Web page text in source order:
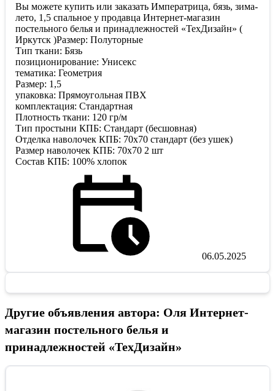
Вы можете купить или заказать Императрица, бязь, зима-
лето, 1,5 спальное у продавца Интернет-магазин
постельного белья и принадлежностей «ТехДизайн» (
Иркутск )Размер: Полуторные
Тип ткани: Бязь
позиционирование: Унисекс
тематика: Геометрия
Размер: 1,5
упаковка: Прямоугольная ПВХ
комплектация: Стандартная
Плотность ткани: 120 гр/м
Тип простыни КПБ: Стандарт (бесшовная)
Отделка наволочек КПБ: 70х70 стандарт (без ушек)
Размер наволочек КПБ: 70х70 2 шт
Состав КПБ: 100% хлопок
06.05.2025
Другие объявления автора: Оля Интернет-
магазин постельного белья и
принадлежностей «ТехДизайн»